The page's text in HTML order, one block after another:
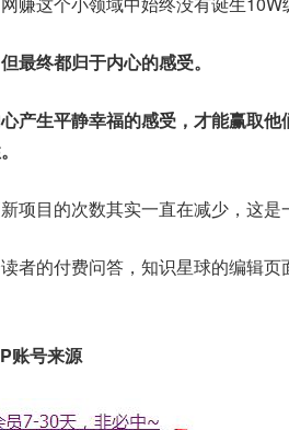
最终都归于内心的感受。
产生平静幸福的感受，才能赢取
项目的次数其实一直在减少，这是
者的付费问答，知识星球的编辑
账号来源